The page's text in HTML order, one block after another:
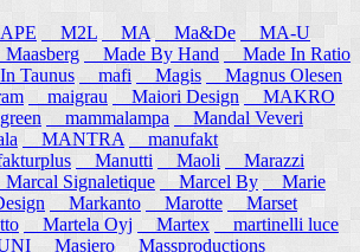
M2L MA Ma&De
MA-U
Made By Hand
Made In Ratio
Taunus
mafi Magis
Magnus Olesen
maigrau Maiori Design
MAKRO
mammalampa
Mandal Veveri
MANTRA
manufakt
Manutti Maoli
Marazzi
Signaletique Marcel By
Marie
Markanto Marotte
Marset
Martela Oyj Martex
martinelli luce
Masiero
Massproductions